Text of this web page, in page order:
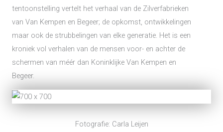
tentoonstelling vertelt het verhaal van de Zilverfabrieken
van Van Kempen en Begeer; de opkomst, ontwikkelingen
maar ook de strubbelingen van elke generatie. Het is een
kroniek vol verhalen van de mensen voor- en achter de
schermen van méér dan Koninklijke Van Kempen en
Begeer.
Fotografie: Carla Leijen